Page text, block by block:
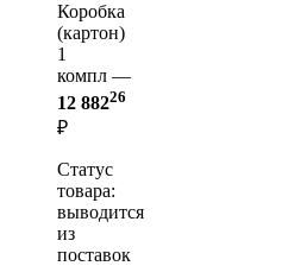
Коробка
(картон)
1
компл —
12 88226
₽
Статус
товара:
выводится
из
поставок